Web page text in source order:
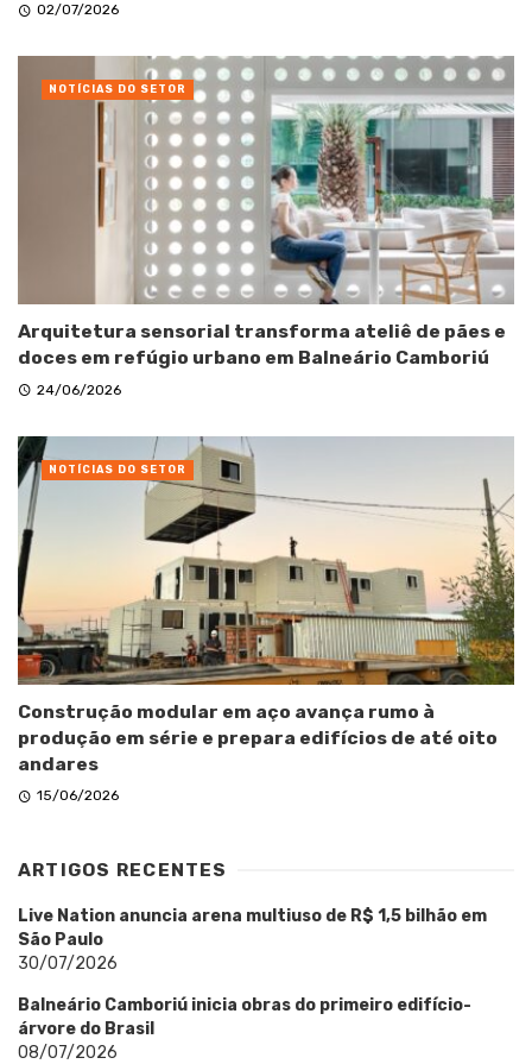
02/07/2026
Arquitetura sensorial transforma ateliê de pães e
doces em refúgio urbano em Balneário Camboriú
24/06/2026
NOTÍCIAS DO SETOR
Construção modular em aço avança rumo à
produção em série e prepara edifícios de até oito
andares
15/06/2026
NOTÍCIAS DO SETOR
ARTIGOS RECENTES
Live Nation anuncia arena multiuso de R$ 1,5 bilhão em
São Paulo
30/07/2026
Balneário Camboriú inicia obras do primeiro edifício-
árvore do Brasil
08/07/2026